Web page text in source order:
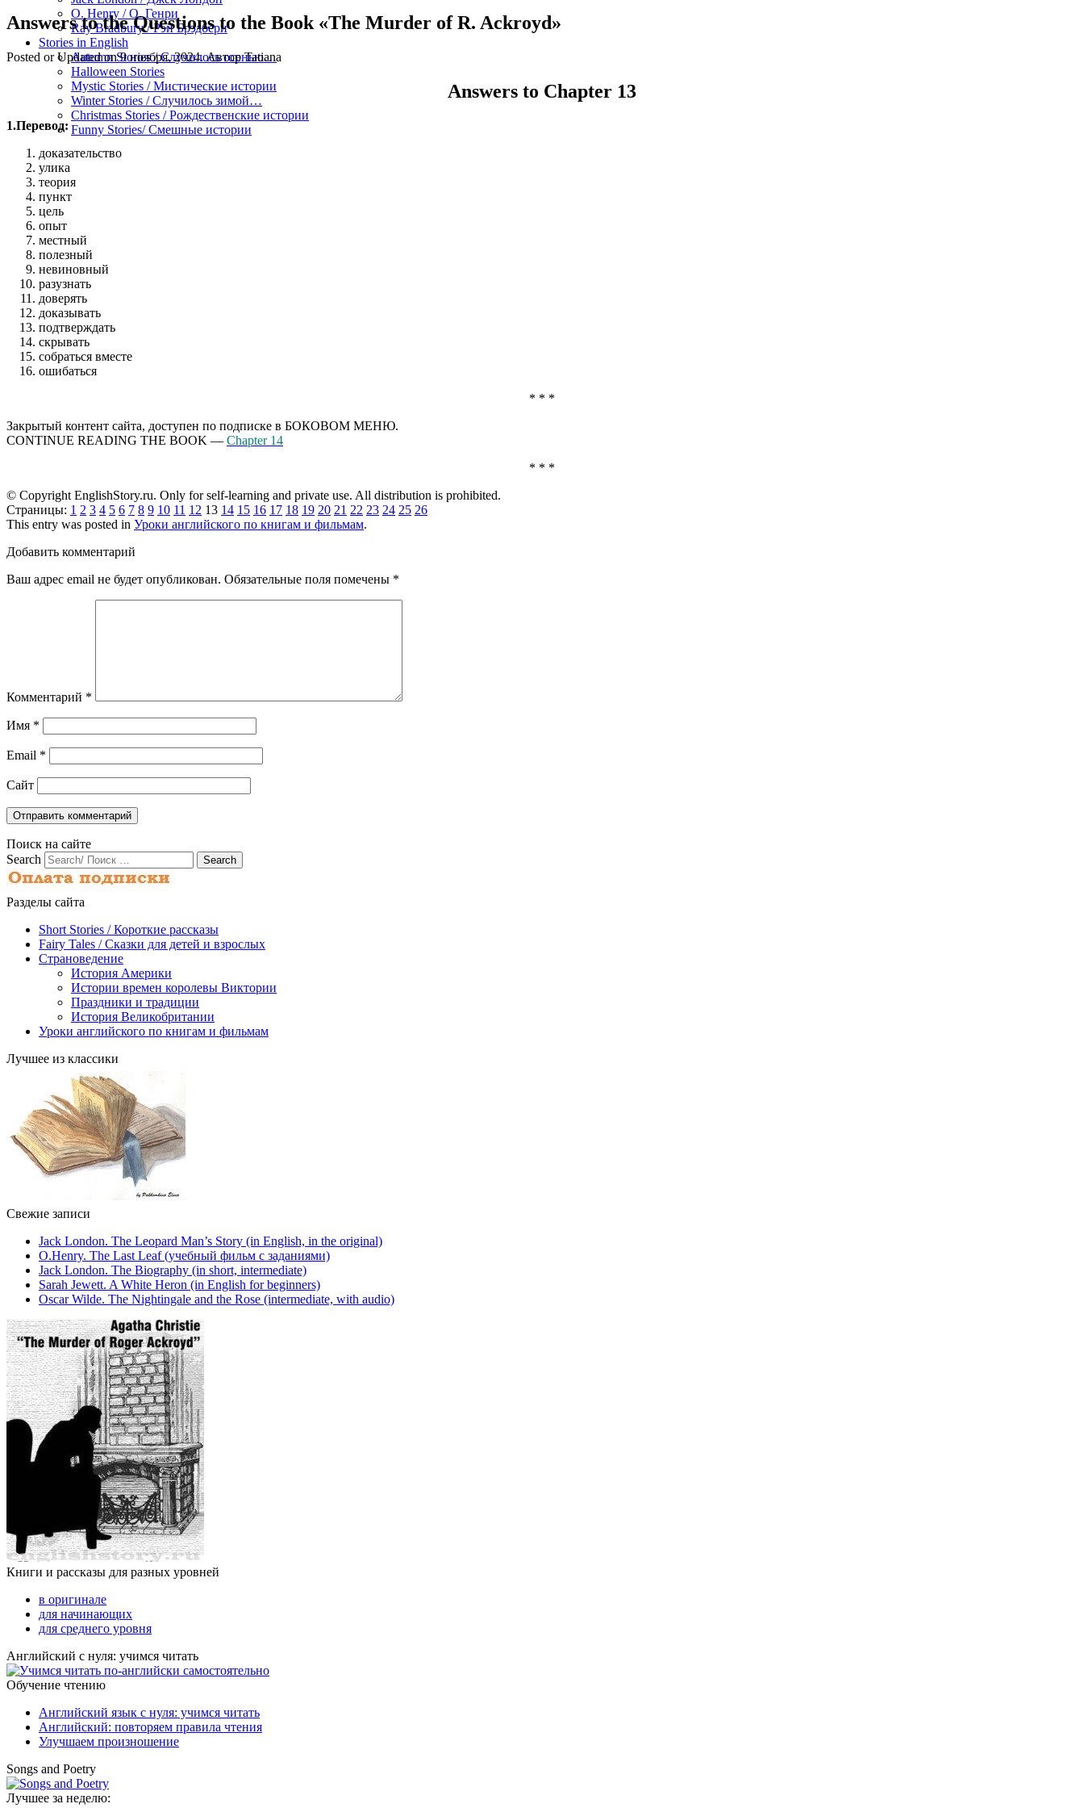
O. Henry / О. Генри
Ray Bradbury / Рэй Брэдбери
Stories in English
Autumn Stories / Случилось осенью…
Halloween Stories
Mystic Stories / Мистические истории
Winter Stories / Случилось зимой…
Christmas Stories / Рождественские истории
Funny Stories/ Смешные истории
Answers to the Questions to the Book «The Murder of R. Ackroyd»
Posted or Updated on9 ноября, 2024. АвторTatiana
Answers to Chapter 13
1.Перевод:
доказательство
улика
теория
пункт
цель
опыт
местный
полезный
невиновный
разузнать
доверять
доказывать
подтверждать
скрывать
собраться вместе
ошибаться
* * *
Закрытый контент сайта, доступен по подписке в БОКОВОМ МЕНЮ.
CONTINUE READING THE BOOK — Chapter 14
* * *
© Copyright EnglishStory.ru. Only for self-learning and private use. All distribution is prohibited.
Страницы: 1 2 3 4 5 6 7 8 9 10 11 12 13 14 15 16 17 18 19 20 21 22 23 24 25 26
This entry was posted in Уроки английского по книгам и фильмам.
Добавить комментарий
Ваш адрес email не будет опубликован. Обязательные поля помечены *
Комментарий *
Имя *
Email *
Сайт
Поиск на сайте
Search
Разделы сайта
Short Stories / Короткие рассказы
Fairy Tales / Cказки для детей и взрослых
Страноведение
История Америки
Истории времен королевы Виктории
Праздники и традиции
История Великобритании
Уроки английского по книгам и фильмам
Лучшее из классики
Свежие записи
Jack London. The Leopard Man’s Story (in English, in the original)
O.Henry. The Last Leaf (учебный фильм с заданиями)
Jack London. The Biography (in short, intermediate)
Sarah Jewett. A White Heron (in English for beginners)
Oscar Wilde. The Nightingale and the Rose (intermediate, with audio)
Книги и рассказы для разных уровней
в оригинале
для начинающих
для среднего уровня
Английский с нуля: учимся читать
Обучение чтению
Английский язык с нуля: учимся читать
Английский: повторяем правила чтения
Улучшаем произношение
Songs and Poetry
Лучшее за неделю: